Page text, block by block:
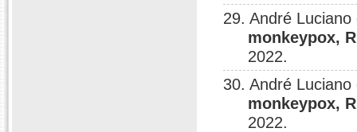
29. André
monkeypox,
2022.
30. André
monkeypox,
2022.